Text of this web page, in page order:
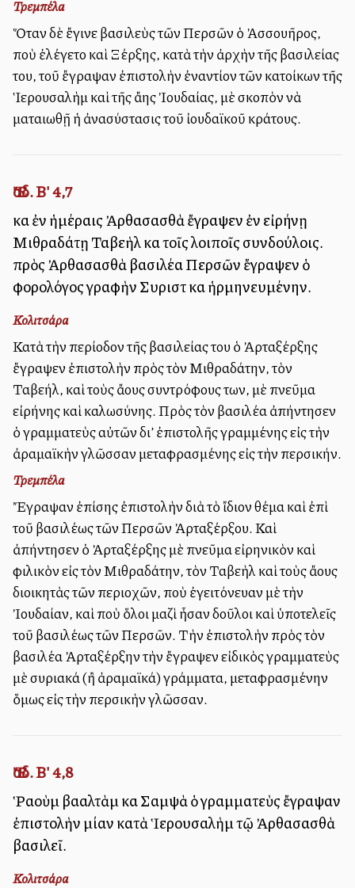
Τρεμπέλα
Ὅταν δὲ ἔγινε βασιλεὺς τῶν Περσῶν ὁ Ἀσσουῆρος,
ποὺ ἐλέγετο καὶ Ξέρξης, κατὰ τὴν ἀρχὴν τῆς βασιλείας
του, τοῦ ἔγραψαν ἐπιστολὴν ἐναντίον τῶν κατοίκων τῆς
Ἱερουσαλὴμ καὶ τῆς ἄλλης Ἰουδαίας, μὲ σκοπὸν νὰ
ματαιωθῇ ἡ ἀνασύστασις τοῦ ἰουδαϊκοῦ κράτους.
Ἔσδ. Β' 4,7
καὶ ἐν ἡμέραις Ἀρθασασθὰ ἔγραψεν ἐν εἰρήνῃ
Μιθραδάτῃ Ταβεὴλ καὶ τοῖς λοιποῖς συνδούλοις.
πρὸς Ἀρθασασθὰ βασιλέα Περσῶν ἔγραψεν ὁ
φορολόγος γραφὴν Συριστὶ καὶ ἡρμηνευμένην.
Κολιτσάρα
Κατὰ τὴν περίοδον τῆς βασιλείας του ὁ Ἀρταξέρξης
ἔγραψεν ἐπιστολὴν πρὸς τὸν Μιθραδάτην, τὸν
Ταβεήλ, καὶ τοὺς ἄλλους συντρόφους των, μὲ πνεῦμα
εἰρήνης καὶ καλωσύνης. Πρὸς τὸν βασιλέα ἀπήντησεν
ὁ γραμματεὺς αὐτῶν δι’ ἐπιστολῆς γραμμένης εἰς τὴν
ἀραμαϊκὴν γλῶσσαν μεταφρασμένης εἰς τὴν περσικήν.
Τρεμπέλα
Ἔγραψαν ἐπίσης ἐπιστολὴν διὰ τὸ ἴδιον θέμα καὶ ἐπὶ
τοῦ βασιλέως τῶν Περσῶν Ἀρταξέρξου. Καὶ
ἀπήντησεν ὁ Ἀρταξέρξης μὲ πνεῦμα εἰρηνικὸν καὶ
φιλικὸν εἰς τὸν Μιθραδάτην, τὸν Ταβεὴλ καὶ τοὺς ἄλλους
διοικητὰς τῶν περιοχῶν, ποὺ ἐγειτόνευαν μὲ τὴν
Ἰουδαίαν, καὶ ποὺ ὅλοι μαζὶ ἦσαν δοῦλοι καὶ ὑποτελεῖς
τοῦ βασιλέως τῶν Περσῶν. Τὴν ἐπιστολὴν πρὸς τὸν
βασιλέα Ἀρταξέρξην τὴν ἔγραψεν εἰδικὸς γραμματεὺς
μὲ συριακά (ἢ ἀραμαϊκά) γράμματα, μεταφρασμένην
ὅμως εἰς τὴν περσικὴν γλῶσσαν.
Ἔσδ. Β' 4,8
Ῥαοὺμ βααλτὰμ καὶ Σαμψὰ ὁ γραμματεὺς ἔγραψαν
ἐπιστολὴν μίαν κατὰ Ἱερουσαλὴμ τῷ Ἀρθασασθὰ
βασιλεῖ.
Κολιτσάρα